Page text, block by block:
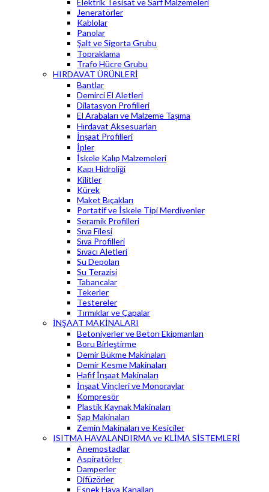
Jeneratörler
Kablolar
Panolar
Şalt ve Sigorta Grubu
Topraklama
Trafo Hücre Grubu
HIRDAVAT ÜRÜNLERİ
Bantlar
Demirci El Aletleri
Dilatasyon Profilleri
El Arabaları ve Malzeme Taşıma
Hırdavat Aksesuarları
İnşaat Profilleri
İpler
İskele Kalıp Malzemeleri
Kapı Hidroliği
Kilitler
Kürek
Maket Bıçakları
Portatif ve İskele Tipi Merdivenler
Seramik Profilleri
Sıva Filesi
Sıva Profilleri
Sıvacı Aletleri
Su Depoları
Su Terazisi
Tabancalar
Tekerler
Testereler
Tırmıklar ve Çapalar
İNŞAAT MAKİNALARI
Betoniyerler ve Beton Ekipmanları
Boru Birleştirme
Demir Bükme Makinaları
Demir Kesme Makinaları
Hafif İnşaat Makinaları
İnşaat Vinçleri ve Monoraylar
Kompresör
Plastik Kaynak Makinaları
Şap Makinaları
Zemin Makinaları ve Kesiciler
ISITMA HAVALANDIRMA ve KLİMA SİSTEMLERİ
Anemostadlar
Aspiratörler
Damperler
Difüzörler
Esnek Hava Kanalları